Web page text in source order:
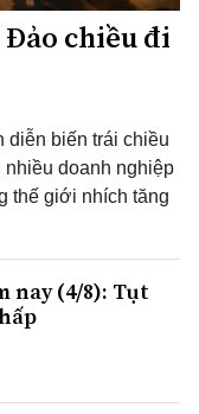
Đảo chiều đi
diễn biến trái chiều
doanh nghiệp
thế giới nhích tăng
nay (4/8): Tụt